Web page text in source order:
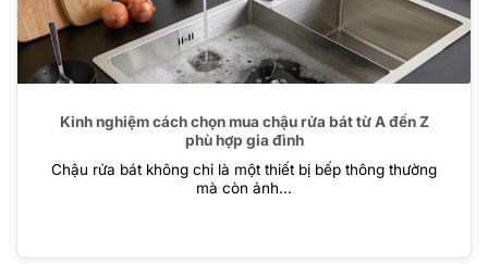
Kinh nghiệm cách chọn mua chậu rửa bát từ A đến Z
phù hợp gia đình
Chậu rửa bát không chỉ là một thiết bị bếp thông thường
mà còn ảnh...